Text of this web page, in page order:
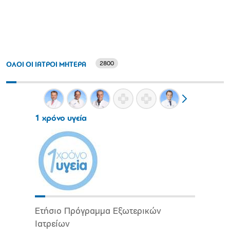
ΟΛΟΙ ΟΙ ΙΑΤΡΟΙ ΜΗΤΕΡΑ 2800
1 χρόνο υγεία
Ετήσιο Πρόγραμμα Εξωτερικών
Ιατρείων